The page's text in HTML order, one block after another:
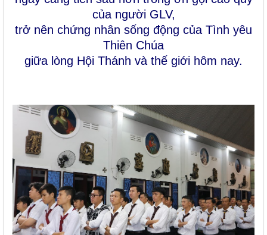
của người GLV,
trở nên chứng nhân sống động của Tình yêu
Thiên Chúa
giữa lòng Hội Thánh và thế giới hôm nay.